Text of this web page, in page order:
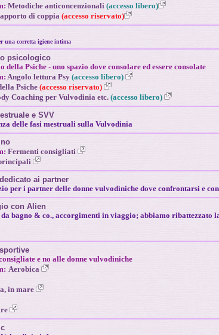
Metodiche anticoncenzionali (accesso libero)
di coppia(accesso riservato)
una corretta igiene intima
psicologico
della Psiche - uno spazio dove consolare ed essere consolate
Angolo lettura Psy(accesso libero)
Psiche(accesso riservato)
Coaching per Vulvodinia etc. (accesso libero)
e SVV
delle fasi mestruali sulla Vulvodinia
Fermenti consigliati
ai partner
per i partner delle donne vulvodìniche dove confrontarsi e
con Alien
da bagno & co., accorgimenti in viaggio; abbiamo ribattezzato
e no alle donne vulvodiniche
Aerobica
in mare